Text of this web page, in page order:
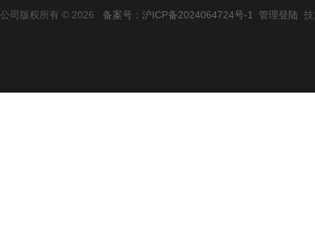
公司版权所有 © 2026 备案号：沪ICP备2024064724号-1 管理登陆